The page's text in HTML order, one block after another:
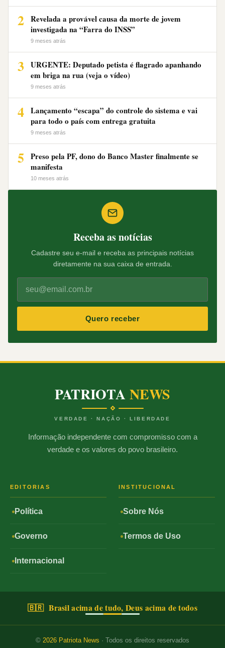
2 Revelada a provável causa da morte de jovem
investigada na “Farra do INSS”
9 meses atrás
3
URGENTE: Deputado petista é flagrado apanhando
em briga na rua (veja o vídeo)
9 meses atrás
4 Lançamento “escapa” do controle do sistema e vai
para todo o país com entrega gratuita
9 meses atrás
5
Preso pela PF, dono do Banco Master finalmente se
manifesta
10 meses atrás
Receba as notícias
Cadastre seu e-mail e receba as principais notícias
diretamente na sua caixa de entrada.
Quero receber
PATRIOTANEWS
VERDADE · NAÇÃO · LIBERDADE
Informação independente com compromisso com a
verdade e os valores do povo brasileiro.
EDITORIAS
Política
Governo
Internacional
INSTITUCIONAL
Sobre Nós
Termos de Uso
🇧🇷 Brasil acima de tudo, Deus acima de todos
© 2026 Patriota News · Todos os direitos reservados